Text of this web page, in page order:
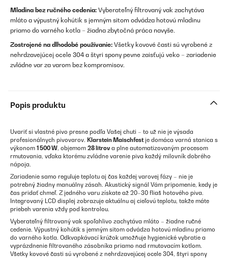
Mladina bez ručného cedenia: Vyberateľný filtrovaný vak zachytáva
mláto a výpustný kohútik s jemným sitom odvádza hotovú mladinu
priamo do varného kotla – žiadna zbytočná práca navyše.
Zostrojené na dlhodobé používanie: Všetky kovové časti sú vyrobené z
nehrdzavejúcej ocele 304 a štyri spony pevne zaisťujú veko – zariadenie
zvládne var za varom bez kompromisov.
Popis produktu
Uvariť si vlastné pivo presne podľa Vašej chuti – to už nie je výsada
profesionálnych pivovarov. Klarstein Maischfestje domáca varná stanica s
výkonom 1 500 W, objemom 28 litrov a plne automatizovaným procesom
rmutovania, vďaka ktorému zvládne varenie piva každý milovník dobrého
nápoja.
Zariadenie samo reguluje teplotu aj čas každej varovej fázy – nie je
potrebný žiadny manuálny zásah. Akustický signál Vám pripomenie, kedy je
čas pridať chmeľ. Z jedného varu získate až 20–30 fliaš hotového piva.
Integrovaný LCD displej zobrazuje aktuálnu aj cieľovú teplotu, takže máte
priebeh varenia vždy pod kontrolou.
Vyberateľný filtrovaný vak spoľahlivo zachytáva mláto – žiadne ručné
cedenie. Výpustný kohútik s jemným sitom odvádza hotovú mladinu priamo
do varného kotla. Odkvapkávací krúžok umožňuje hygienické vybratie a
vyprázdnenie filtrovaného zásobníka priamo nad rmutovacím kotlom.
Všetky kovové časti sú vyrobené z nehrdzavejúcej ocele 304, štyri spony